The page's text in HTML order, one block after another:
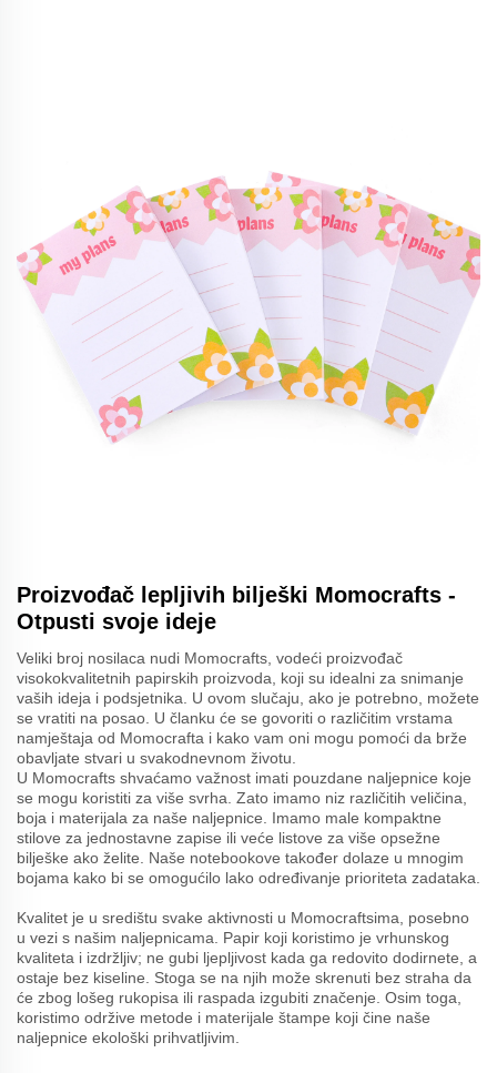
Proizvođač lepljivih bilješki Momocrafts -
Otpusti svoje ideje
Veliki broj nosilaca nudi Momocrafts, vodeći proizvođač
visokokvalitetnih papirskih proizvoda, koji su idealni za snimanje
vaših ideja i podsjetnika. U ovom slučaju, ako je potrebno, možete
se vratiti na posao. U članku će se govoriti o različitim vrstama
namještaja od Momocrafta i kako vam oni mogu pomoći da brže
obavljate stvari u svakodnevnom životu.
U Momocrafts shvaćamo važnost imati pouzdane naljepnice koje
se mogu koristiti za više svrha. Zato imamo niz različitih veličina,
boja i materijala za naše naljepnice. Imamo male kompaktne
stilove za jednostavne zapise ili veće listove za više opsežne
bilješke ako želite. Naše notebookove također dolaze u mnogim
bojama kako bi se omogućilo lako određivanje prioriteta zadataka.
Kvalitet je u središtu svake aktivnosti u Momocraftsima, posebno
u vezi s našim naljepnicama. Papir koji koristimo je vrhunskog
kvaliteta i izdržljiv; ne gubi ljepljivost kada ga redovito dodirnete, a
ostaje bez kiseline. Stoga se na njih može skrenuti bez straha da
će zbog lošeg rukopisa ili raspada izgubiti značenje. Osim toga,
koristimo održive metode i materijale štampe koji čine naše
naljepnice ekološki prihvatljivim.